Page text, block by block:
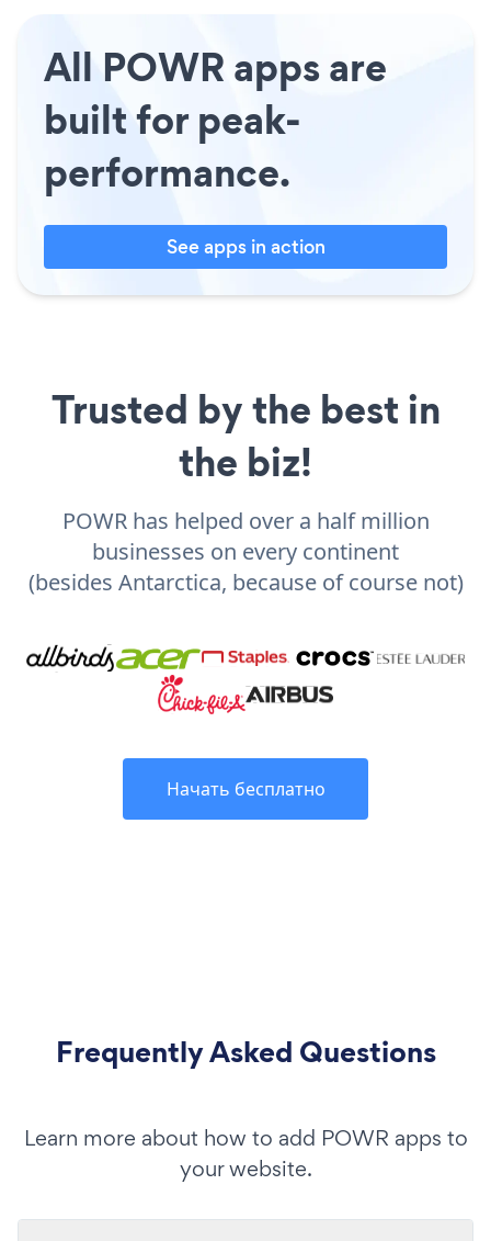
All POWR apps are
built for peak-
performance.
See apps in action
Trusted by the best in
the biz!
POWR has helped over a half million
businesses on every continent
(besides Antarctica, because of course not)
Начать бесплатно
Frequently Asked Questions
Learn more about how to add POWR apps to
your website.